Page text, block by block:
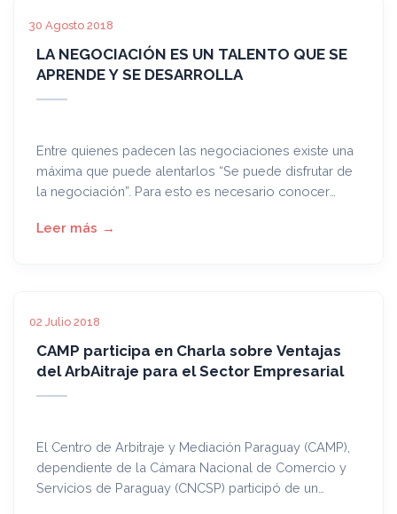
30 Agosto 2018
LA NEGOCIACIÓN ES UN TALENTO QUE SE
APRENDE Y SE DESARROLLA
Entre quienes padecen las negociaciones existe una
máxima que puede alentarlos “Se puede disfrutar de
la negociación”. Para esto es necesario conocer
conflicto de intereses.
02 Julio 2018
CAMP participa en Charla sobre Ventajas
del ArbAitraje para el Sector Empresarial
El Centro de Arbitraje y Mediación Paraguay (CAMP),
dependiente de la Cámara Nacional de Comercio y
Servicios de Paraguay (CNCSP) participó de un